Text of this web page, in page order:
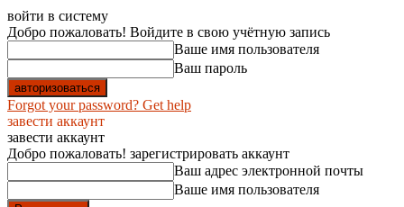
войти в систему
Добро пожаловать! Войдите в свою учётную запись
Ваше имя пользователя
Ваш пароль
Forgot your password? Get help
завести аккаунт
завести аккаунт
Добро пожаловать! зарегистрировать аккаунт
Ваш адрес электронной почты
Ваше имя пользователя